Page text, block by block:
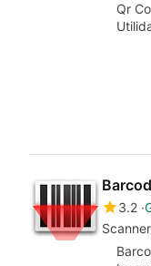
Qr
3.2